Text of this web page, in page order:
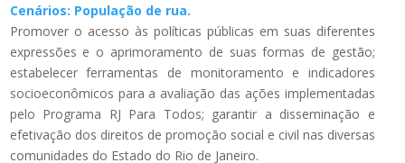
Cenários: População de rua.
Promover o acesso às políticas públicas em suas diferentes
expressões e o aprimoramento de suas formas de gestão;
estabelecer ferramentas de monitoramento e indicadores
socioeconômicos para a avaliação das ações implementadas
pelo Programa RJ Para Todos; garantir a disseminação e
efetivação dos direitos de promoção social e civil nas diversas
comunidades do Estado do Rio de Janeiro.